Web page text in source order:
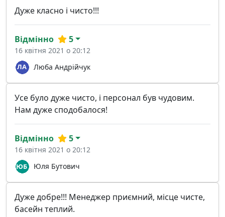
Дуже класно і чисто!!!
Люба Андрійчук
Відмінно 5
16 квітня 2021 о 20:12
Усе було дуже чисто, і персонал був чудовим.
Нам дуже сподобалося!
Юля Бутович
Відмінно 5
16 квітня 2021 о 20:12
Дуже добре!!! Менеджер приємний, місце чисте,
басейн теплий.